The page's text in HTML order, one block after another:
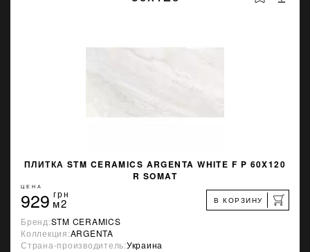
ПЛИТКА STM CERAMICS ARGENTA WHITE F P 60X120
R SOMAT
ЦЕНА
929 грн
м2 В КОРЗИНУ
Бренд:STM CERAMICS
Коллекция:ARGENTA
Страна-производитель:Украина